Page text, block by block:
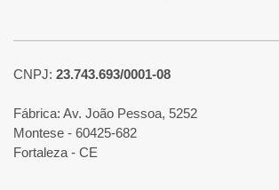
CNPJ: 23.743.693/0001-08
Fábrica: Av. João Pessoa, 5252
Montese - 60425-682
Fortaleza - CE